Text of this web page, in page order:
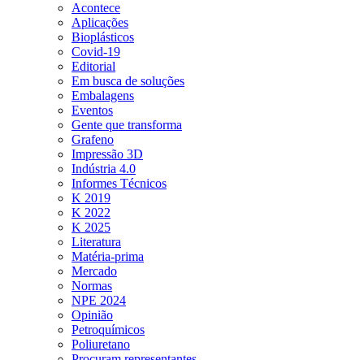
Acontece
Aplicações
Bioplásticos
Covid-19
Editorial
Em busca de soluções
Embalagens
Eventos
Gente que transforma
Grafeno
Impressão 3D
Indústria 4.0
Informes Técnicos
K 2019
K 2022
K 2025
Literatura
Matéria-prima
Mercado
Normas
NPE 2024
Opinião
Petroquímicos
Poliuretano